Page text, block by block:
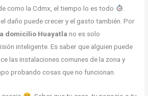
como la Cdmx, el tiempo lo es todo
daño puede crecer y el gasto también. Por
domicilio Huayatla no es solo
inteligente. Es saber que alguien puede
las instalaciones comunes de la zona y
probando cosas que no funcionan.